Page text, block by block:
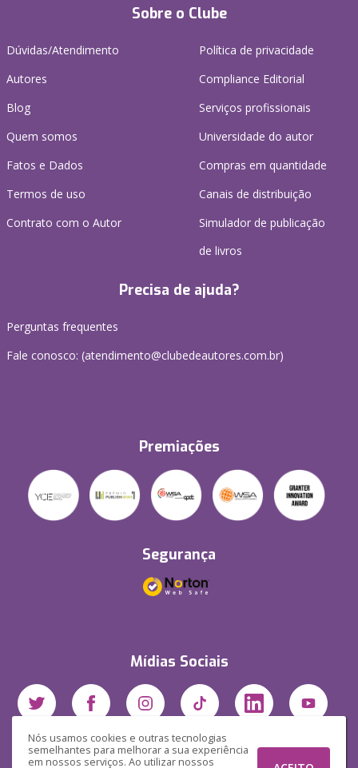
Nós usamos cookies e outras tecnologias
semelhantes para melhorar a sua experiência
em nossos serviços. Ao utilizar nossos
Sobre o Clube
Dúvidas/Atendimento
Autores
Blog
Quem somos
Fatos e Dados
Termos de uso
Contrato com o Autor
Política de privacidade
Compliance Editorial
Serviços profissionais
Universidade do autor
Compras em quantidade
Canais de distribuição
Simulador de publicação
de livros
Precisa de ajuda?
Perguntas frequentes
Fale conosco: (atendimento@clubedeautores.com.br)
Premiações
Segurança
Mídias Sociais